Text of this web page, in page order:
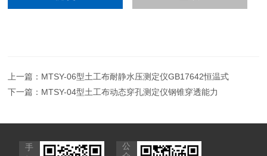
上一篇： MTSY-06型土工布耐静水压测定仪GB17642恒温式
下一篇： MTSY-04型土工布动态穿孔测定仪钢锥穿透能力
手
公